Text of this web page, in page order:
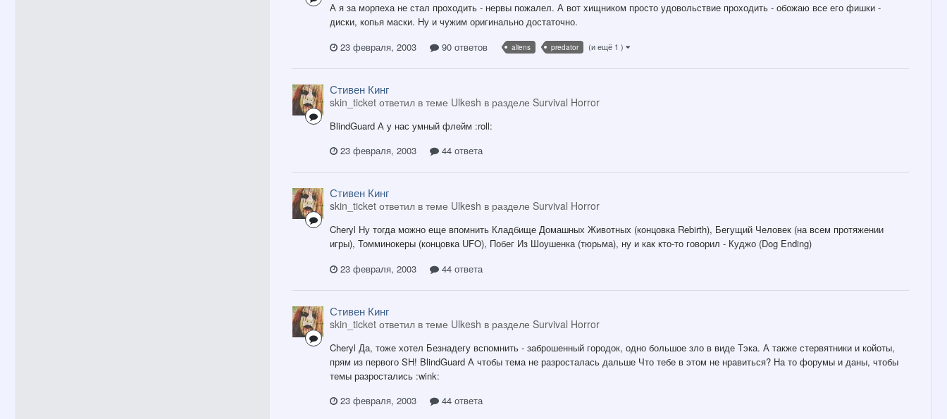
А я за морпеха не стал проходить - нервы пожалел. А вот хищником просто удовольствие проходить - обожаю все его фишки -
диски, копья маски. Ну и чужим оригинально достаточно.
23 февраля, 2003
90 ответов aliens predator (и ещё 1 )
Стивен Кинг
skin_ticket ответил в теме Ulkesh в разделе Survival Horror
BlindGuard А у нас умный флейм :roll:
23 февраля, 2003
44 ответа
Стивен Кинг
skin_ticket ответил в теме Ulkesh в разделе Survival Horror
Cheryl Ну тогда можно еще впомнить Кладбище Домашных Животных (концовка Rebirth), Бегущий Человек (на всем протяжении
игры), Томминокеры (концовка UFO), Побег Из Шоушенка (тюрьма), ну и как кто-то говорил - Куджо (Dog Ending)
23 февраля, 2003
44 ответа
Стивен Кинг
skin_ticket ответил в теме Ulkesh в разделе Survival Horror
Cheryl Да, тоже хотел Безнадегу вспомнить - заброшенный городок, одно большое зло в виде Тэка. А также стервятники и койоты,
прям из первого SH! BlindGuard А чтобы тема не разросталась дальше Что тебе в этом не нравиться? На то форумы и даны, чтобы
темы разростались :wink:
23 февраля, 2003
44 ответа